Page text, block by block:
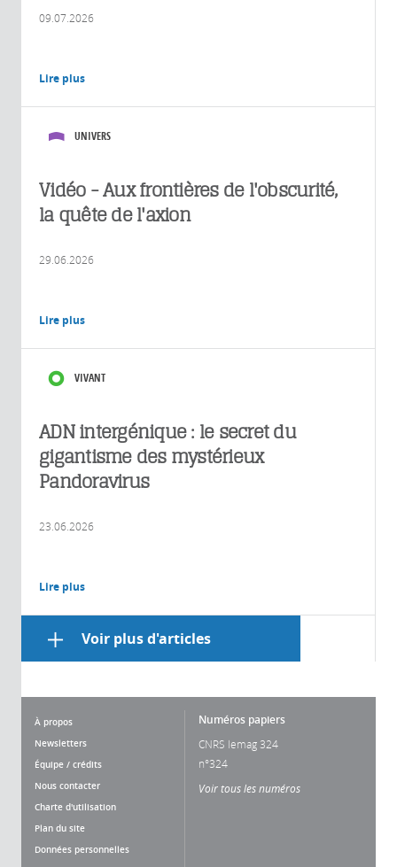
09.07.2026
Lire plus
UNIVERS
Vidéo - Aux frontières de l'obscurité,
la quête de l'axion
29.06.2026
Lire plus
VIVANT
ADN intergénique : le secret du
gigantisme des mystérieux
Pandoravirus
23.06.2026
Lire plus
Voir plus d'articles
À propos
Newsletters
Équipe / crédits
Nous contacter
Charte d'utilisation
Plan du site
Données personnelles
Numéros papiers
CNRS lemag 324
n°324
Voir tous les numéros